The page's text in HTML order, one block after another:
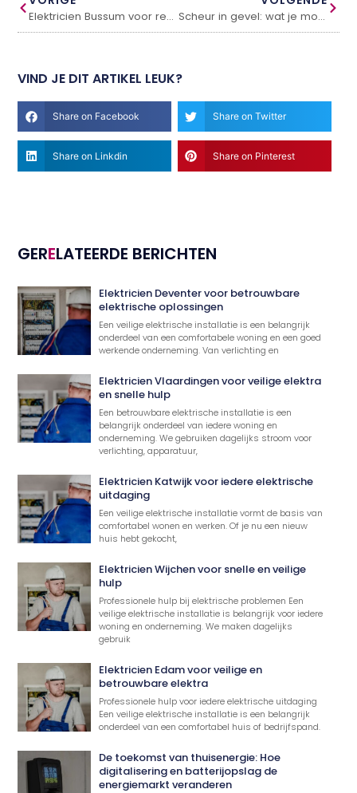
Elektricien Bussum voor renovatie, uitbreiding en spoedhulp Scheur in gevel: wat je moet doen en hoe je het oplost
VIND JE DIT ARTIKEL LEUK?
Share on Facebook Share on Twitter
Share on Linkdin Share on Pinterest
GERELATEERDE BERICHTEN
Elektricien Deventer voor betrouwbare
elektrische oplossingen
Een veilige elektrische installatie is een belangrijk
onderdeel van een comfortabele woning en een goed
werkende onderneming. Van verlichting en
Elektricien Vlaardingen voor veilige elektra
en snelle hulp
Een betrouwbare elektrische installatie is een
belangrijk onderdeel van iedere woning en
onderneming. We gebruiken dagelijks stroom voor
verlichting, apparatuur,
Elektricien Katwijk voor iedere elektrische
uitdaging
Een veilige elektrische installatie vormt de basis van
comfortabel wonen en werken. Of je nu een nieuw
huis hebt gekocht,
Elektricien Wijchen voor snelle en veilige
hulp
Professionele hulp bij elektrische problemen Een
veilige elektrische installatie is belangrijk voor iedere
woning en onderneming. We maken dagelijks
gebruik
Elektricien Edam voor veilige en
betrouwbare elektra
Professionele hulp voor iedere elektrische uitdaging
Een veilige elektrische installatie is een belangrijk
onderdeel van een comfortabel huis of bedrijfspand.
De toekomst van thuisenergie: Hoe
digitalisering en batterijopslag de
energiemarkt veranderen